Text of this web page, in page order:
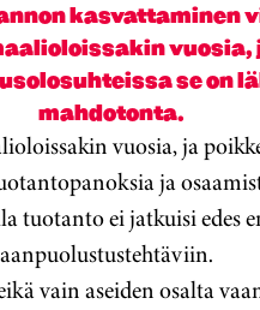
kasvattaminen
vuosia,
se on
mahdotonta.
vuosia, ja
ja
ei jatkuisi edes
vain aseiden osalta